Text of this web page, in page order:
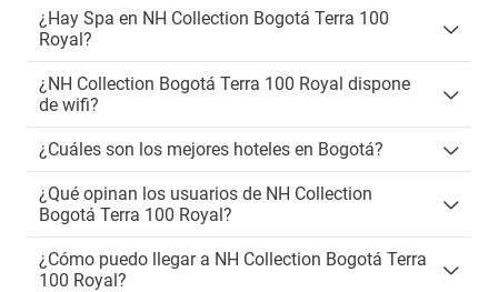
¿Hay Spa en NH Collection Bogotá Terra 100
Royal?
¿NH Collection Bogotá Terra 100 Royal dispone
de wifi?
¿Cuáles son los mejores hoteles en Bogotá?
¿Qué opinan los usuarios de NH Collection
Bogotá Terra 100 Royal?
¿Cómo puedo llegar a NH Collection Bogotá Terra
100 Royal?